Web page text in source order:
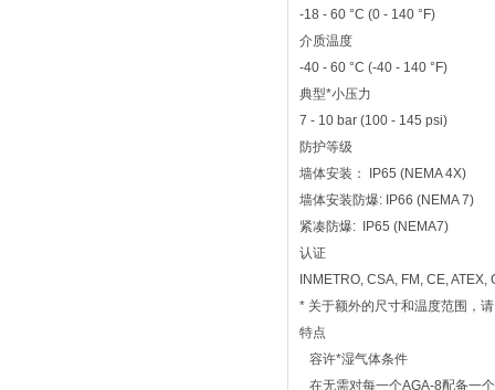
-18 - 60 °C (0 - 140 °F)
介质温度
-40 - 60 °C (-40 - 140 °F)
典型*小压力
7 - 10 bar (100 - 145 psi)
防护等级
墙体安装： IP65 (NEMA 4X)
墙体安装防爆: IP66 (NEMA 7)
紧凑防爆: IP65 (NEMA7)
认证
INMETRO, CSA, FM, CE, ATEX,
* 关于额外的尺寸和温度范围，
特点
容许*湿气体条件
在无需对每一个AGA-8配备一